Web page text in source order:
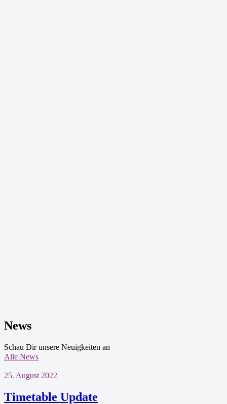
News
Schau Dir unsere Neuigkeiten an
Alle News
25. August 2022
Timetable Update